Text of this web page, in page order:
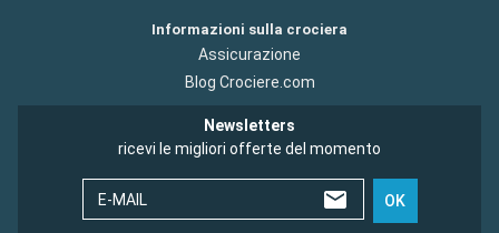
Informazioni sulla crociera
Assicurazione
Blog Crociere.com
Newsletters
ricevi le migliori offerte del momento
E-MAIL OK